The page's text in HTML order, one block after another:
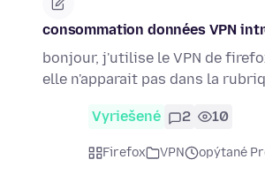
consommation données VPN
bonjour, j'utilise le VPN de
elle n'apparait pas dans la
Vyriešené 2 10
Firefox VPN opýtané